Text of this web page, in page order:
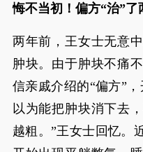
悔不当初！偏方“治”
两年前，王女士无意
肿块。由于肿块不痛
信亲戚介绍的“偏方”
以为能把肿块消下去
越粗。”王女士回忆。